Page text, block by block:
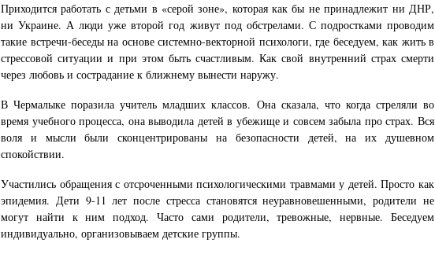
Приходится работать с детьми в «серой зоне», которая как бы не принадлежит ни ДНР,
ни Украине. А люди уже второй год живут под обстрелами. С подростками проводим
такие встречи-беседы на основе системно-векторной психологи, где беседуем, как жить в
стрессовой ситуации и при этом быть счастливым. Как свой внутренний страх смерти
через любовь и сострадание к ближнему вынести наружу.
В Чермалыке поразила учитель младших классов. Она сказала, что когда стреляли во
время учебного процесса, она выводила детей в убежище и совсем забыла про страх. Вся
воля и мысли были сконцентрированы на безопасности детей, на их душевном
спокойствии.
Участились обращения с отсроченными психологическими травмами у детей. Просто как
эпидемия. Дети 9-11 лет после стресса становятся неуравновешенными, родители не
могут найти к ним подход. Часто сами родители, тревожные, нервные. Беседуем
индивидуально, организовываем детские группы.